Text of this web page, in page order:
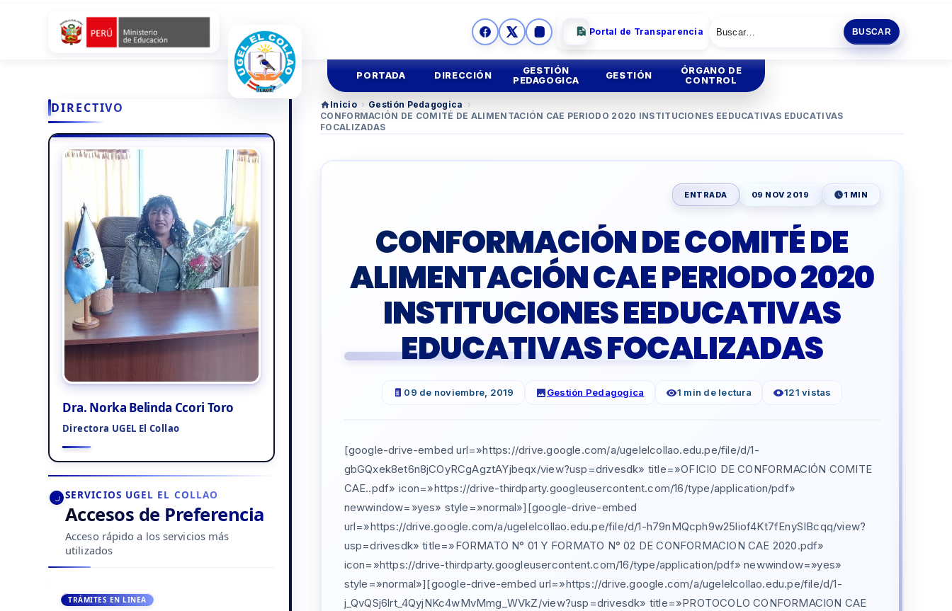
Portal de Transparencia BUSCAR
PORTADA DIRECCIÓN
Mision yVision
GESTIÓN
PEDAGOGICA
EducaciónPrimaria
TUTORIA Y CONVIVENCIAESCOLAR
EDUCACIÓN TÉCNICO PRODUCTIVA
TALLERDOCENTES
GESTIÓN
GestiónInstitucional
ÓRGANO DE
CONTROL
DIRECTIVO
Dra. Norka Belinda Ccori Toro
Directora UGEL El Collao
SERVICIOS UGEL EL COLLAO
Accesos de Preferencia
Acceso rápido a los servicios más
utilizados
TRÁMITES EN LINEA
Inicio › Gestión Pedagogica ›
CONFORMACIÓN DE COMITÉ DE ALIMENTACIÓN CAE PERIODO 2020 INSTITUCIONES EEDUCATIVAS EDUCATIVAS
FOCALIZADAS
ENTRADA 09 NOV 2019 1 MIN
CONFORMACIÓN DE COMITÉ DE
ALIMENTACIÓN CAE PERIODO 2020
INSTITUCIONES EEDUCATIVAS
EDUCATIVAS FOCALIZADAS
09 de noviembre, 2019 Gestión Pedagogica 1 min de lectura 121 vistas
[google-drive-embed url=»https://drive.google.com/a/ugelelcollao.edu.pe/file/d/1-
gbGQxek8et6n8jCOyRCgAgztAYjbeqx/view?usp=drivesdk» title=»OFICIO DE CONFORMACIÓN COMITE
CAE..pdf» icon=»https://drive-thirdparty.googleusercontent.com/16/type/application/pdf»
newwindow=»yes» style=»normal»][google-drive-embed
url=»https://drive.google.com/a/ugelelcollao.edu.pe/file/d/1-h79nMQcph9w25liof4Kt7fEnySIBcqq/view?
usp=drivesdk» title=»FORMATO N° 01 Y FORMATO N° 02 DE CONFORMACION CAE 2020.pdf»
icon=»https://drive-thirdparty.googleusercontent.com/16/type/application/pdf» newwindow=»yes»
style=»normal»][google-drive-embed url=»https://drive.google.com/a/ugelelcollao.edu.pe/file/d/1-
j_QvQSj6lrt_4QyjNKc4wMvMmg_WVkZ/view?usp=drivesdk» title=»PROTOCOLO CONFORMACION CAE